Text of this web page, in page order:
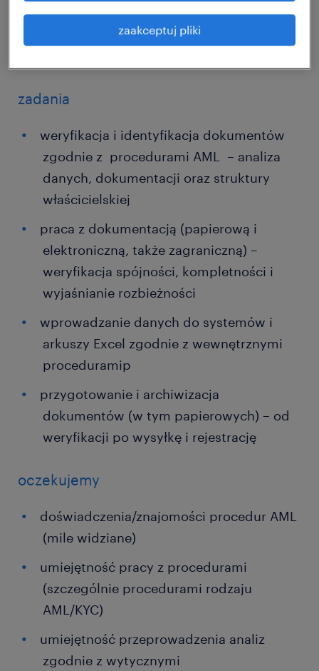
koniecznie zapoznaj się z poniższą ofertą!
zadania
weryfikacja i identyfikacja dokumentów
zgodnie z procedurami AML – analiza
danych, dokumentacji oraz struktury
właścicielskiej
praca z dokumentacją (papierową i
elektroniczną, także zagraniczną) –
weryfikacja spójności, kompletności i
wyjaśnianie rozbieżności
wprowadzanie danych do systemów i
arkuszy Excel zgodnie z wewnętrznymi
proceduramip
przygotowanie i archiwizacja
dokumentów (w tym papierowych) – od
weryfikacji po wysyłkę i rejestrację
oczekujemy
doświadczenia/znajomości procedur AML
(mile widziane)
umiejętność pracy z procedurami
(szczególnie procedurami rodzaju
AML/KYC)
umiejętność przeprowadzenia analiz
zgodnie z wytycznymi
zaakceptuj pliki